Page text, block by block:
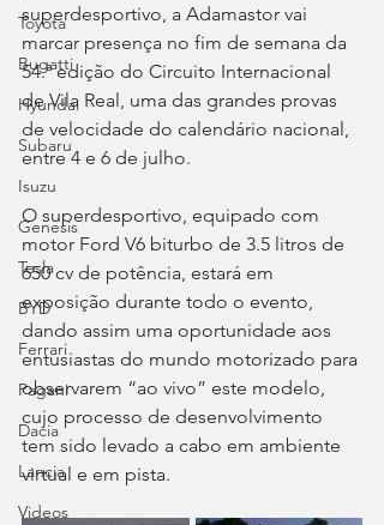
Toyota
Bugatti
Hyundai
Subaru
Isuzu
Genesis
Tesla
BYD
Ferrari
Pagani
Dacia
Lancia
Videos
superdesportivo, a Adamastor vai
marcar presença no fim de semana da
54.ª edição do Circuito Internacional
de Vila Real, uma das grandes provas
de velocidade do calendário nacional,
entre 4 e 6 de julho.
O superdesportivo, equipado com
motor Ford V6 biturbo de 3.5 litros de
650 cv de potência, estará em
exposição durante todo o evento,
dando assim uma oportunidade aos
entusiastas do mundo motorizado para
observarem “ao vivo” este modelo,
cujo processo de desenvolvimento
tem sido levado a cabo em ambiente
virtual e em pista.